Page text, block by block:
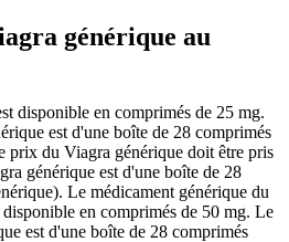
générique au
disponible en comprimés de 25 mg.
est d'une boîte de 28 comprimés
prix du Viagra générique doit être pris
générique est d'une boîte de 28
Le médicament générique du
en comprimés de 50 mg. Le
est d'une boîte de 28 comprimés